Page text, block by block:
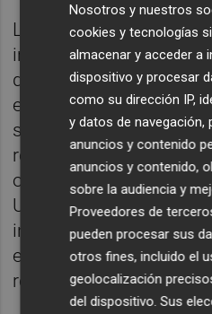
La alcaldesa ha
iniciativa que está
de Desarrollo
el objetivo 14 de
sostenible de los
recursos marinos; y
ocasiones ha sido
Unesco, "reforzando así
internacional y
educativo y el
recuperación de las
Nosotros y nuestros
cookies y tecnologías
almacenar y acceder a
dispositivo y procesar
como su dirección IP,
y datos de navegación,
anuncios y contenido
anuncios y contenido,
sobre la audiencia y
Proveedores de
pueden procesar sus
otros fines, incluido el
geolocalización
del dispositivo. Sus